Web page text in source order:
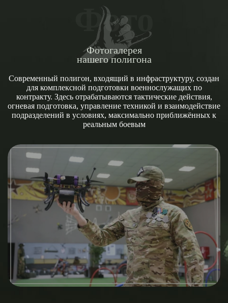
Фото
Фотогалерея
нашего полигона
Современный полигон, входящий в инфраструктуру, создан
для комплексной подготовки военнослужащих по
контракту. Здесь отрабатываются тактические действия,
огневая подготовка, управление техникой и взаимодействие
подразделений в условиях, максимально приближённых к
реальным боевым